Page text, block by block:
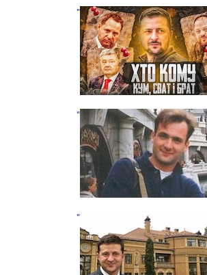
" />
" />
" />